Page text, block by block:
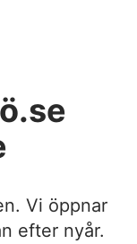
Vi öppnar
efter nyår.